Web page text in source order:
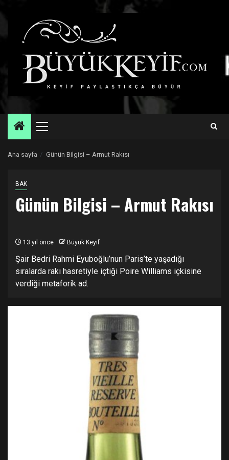
Primary
Ana sayfa Günün Bilgisi – Armut Rakısı
BAK
Günün Bilgisi – Armut Rakısı
13 yıl önce Büyük Keyif
Şair Bedri Rahmi Eyuboğlu’nun Paris’te yaşadığı
sıralarda rakı hasretiyle içtiği Poire Williams içkisine
verdiği metaforik ad.